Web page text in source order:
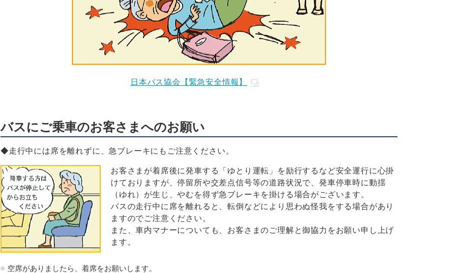
日本バス協会【緊急安全情報】
バスにご乗車のお客さまへのお願い
◆走行中には席を離れずに、急ブレーキにもご注意ください。
お客さまが着席後に発車する「ゆとり運転」を励行するなど安全運行に心掛
けておりますが、停留所や交差点信号等の道路状況で、発車停車時に動揺
（ゆれ）が生じ、やむを得ず急ブレーキを掛ける場合がございます。
バスの走行中に席を離れると、転倒などにより思わぬ怪我をする場合があり
ますのでご注意ください。
また、車内マナーについても、お客さまのご理解と御協力をお願い申し上げ
ます。
空席がありましたら、着席をお願いします。